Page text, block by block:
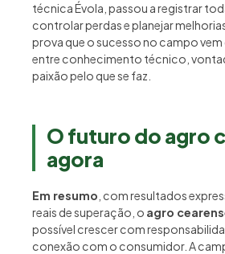
técnica Évola, passou a registrar
controlar perdas e planejar
prova que o sucesso no campo
entre conhecimento técnico,
paixão pelo que se faz.
O futuro do agro
agora
Em resumo , com resultados
reais de superação, o agro
possível crescer com
conexão com o consumidor. A